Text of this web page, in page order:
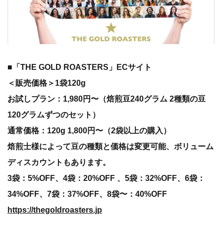
■「THE GOLD ROASTERS」ECサイト
＜販売価格＞1袋120g
お試しプラン：1,980円〜（焙煎豆240グラム 2種類の豆
120グラムずつのセット）
通常価格：120g 1,800円〜（2袋以上の購入）
焙煎士様によって豆の種類と価格は変更可能、ボリューム
ディスカウントもあります。
3袋：5%OFF、4袋：20%OFF 、5袋：32%OFF、6袋：
34%OFF、7袋：37%OFF、8袋〜：40%OFF
https://thegoldroasters.jp